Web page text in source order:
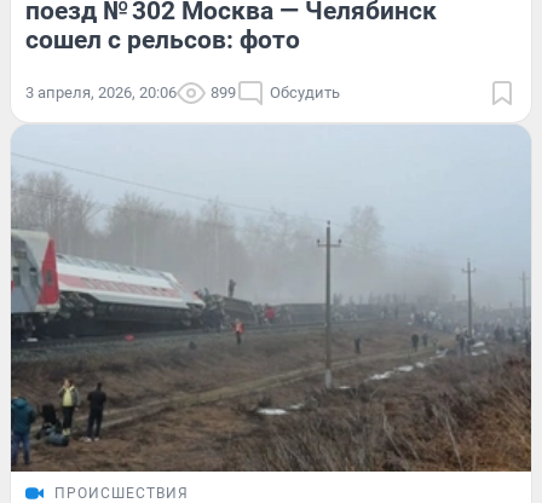
поезд № 302 Москва — Челябинск
сошел с рельсов: фото
3 апреля, 2026, 20:06 899 Обсудить
ПРОИСШЕСТВИЯ